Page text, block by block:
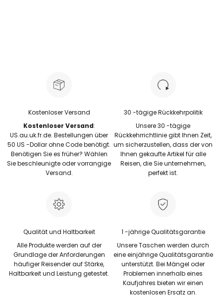
Kostenloser Versand
Kostenloser Versand:
US.au.uk.fr.de. Bestellungen über
50 US -Dollar ohne Code benötigt.
Benötigen Sie es früher? Wählen
Sie beschleunigte oder vorrangige
Versand.
30 -tägige Rückkehrpolitik
Unsere 30 -tägige
Rückkehrrichtlinie gibt Ihnen Zeit,
um sicherzustellen, dass der von
Ihnen gekaufte Artikel für alle
Reisen, die Sie unternehmen,
perfekt ist.
Qualität und Haltbarkeit
Alle Produkte werden auf der
Grundlage der Anforderungen
häufiger Reisender auf Stärke,
Haltbarkeit und Leistung getestet.
1 -jährige Qualitätsgarantie
Unsere Taschen werden durch
eine einjährige Qualitätsgarantie
unterstützt. Bei Mängel oder
Problemen innerhalb eines
Kaufjahres bieten wir einen
kostenlosen Ersatz an.